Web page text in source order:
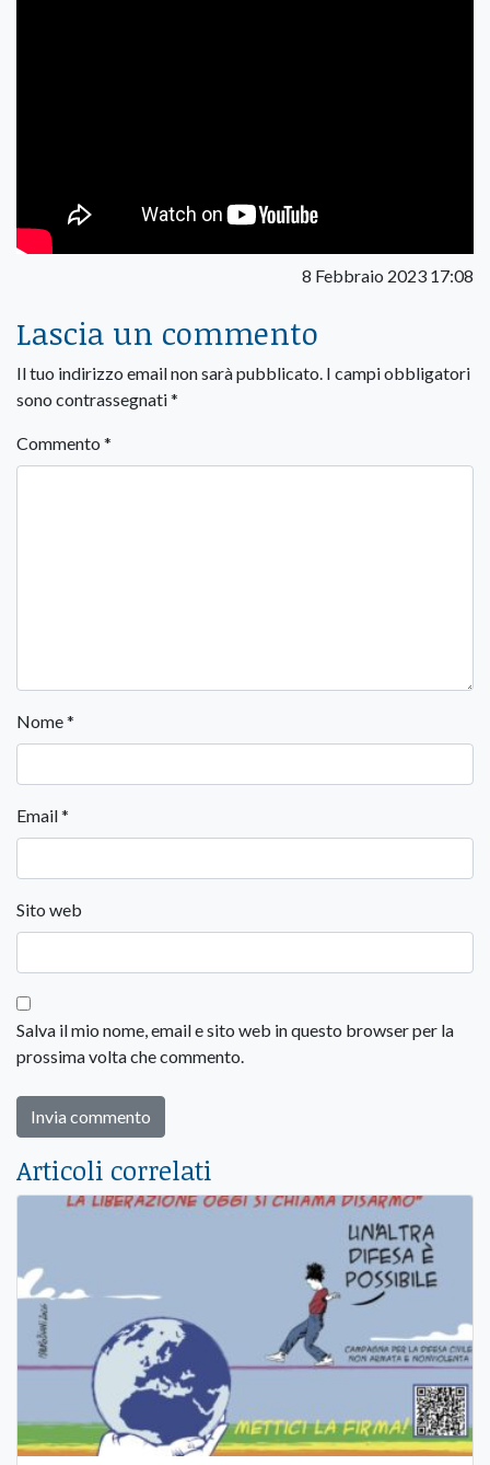
8 Febbraio 2023 17:08
Lascia un commento
Il tuo indirizzo email non sarà pubblicato. I campi obbligatori
sono contrassegnati*
Commento *
Nome*
Email*
Sito web
Salva il mio nome, email e sito web in questo browser per la
prossima volta che commento.
Articoli correlati